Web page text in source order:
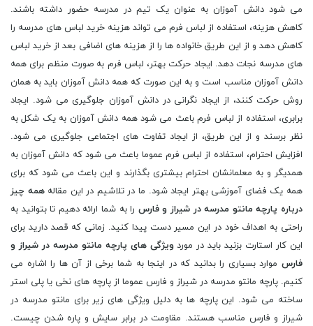
می شود دانش آموزان به عنوان یک تیم در مدرسه حضور داشته باشند.
کاهش هزینه، استفاده از لباس فرم می تواند هزینه خرید لباس های مدرسه را
کاهش دهد و از این طریق خانواده ها را از هزینه های اضافی بعد از خرید لباس
های مدرسه نجات دهد. ایجاد حرکت بهتر، لباس فرم به صورت منظم برای همه
دانش آموزان مناسب است و به این صورت که همه دانش آموزان باید به همان
روش حرکت کنند، از ایجاد نگرانی در دانش آموزان جلوگیری می شود. ایجاد
برابری، استفاده از لباس فرم باعث می شود همه دانش آموزان به یک شکل به
نظر برسند و از این طریق، از ایجاد تفاوت های اجتماعی جلوگیری می شود.
افزایش احترام، استفاده از لباس فرم عموما باعث می شود که دانش آموزان به
همدیگر و به معلمانشان احترام بیشتری بگذارند و این باعث می شود که برای
همه یک فضای آموزشی بهتر ایجاد شود. ما در تلاشیم در این مقالههمه چیز
درباره پارچه مانتو مدرسه در شیراز و فارس را به شما ارائه دهیم تا بتوانید به
راحتی به اهداف خود در این مسیر دست پیدا کنید. زمانی که قصد دارید برای
این کار استارت بزنید باید در موردویژگی های پارچه مانتو مدرسه در شیراز و
فارس موارد بسیاری را بدانید که در اینجا به شما برخی از آن ها را اشاره می
کنیم. پارچه مانتو مدرسه در شیراز و فارس عموما از پارچه های نخی یا پلی استر
ساخته می شود. این پارچه ها به دلیل ویژگی های زیر برای مانتو مدرسه در
شیراز و فارس مناسب هستند. مقاومت در برابر سایش و پاره شدن چیست.